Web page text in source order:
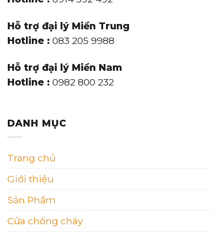
Hỗ trợ đại lý Miền Trung
Hotline : 083 205 9988
Hỗ trợ đại lý Miền Nam
Hotline : 0982 800 232
DANH MỤC
Trang chủ
Giới thiệu
Sản Phẩm
Cửa chống cháy